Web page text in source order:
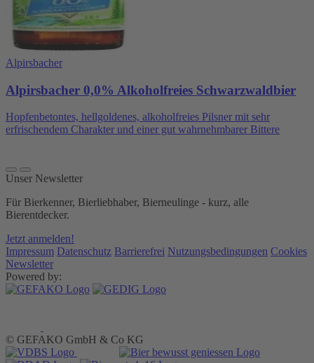
Alpirsbacher
Alpirsbacher 0,0% Alkoholfreies Schwarzwaldbier
Hopfenbetontes, hellgoldenes, alkoholfreies Pilsner mit sehr
erfrischendem Charakter und einer gut wahrnehmbarer Bittere
Unser Newsletter
Für Bierkenner, Bierliebhaber, Bierneulinge - kurz, alle
Bierentdecker.
Jetzt anmelden!
Impressum Datenschutz Barrierefrei Nutzungsbedingungen Cookies
Newsletter
Powered by:
© GEFAKO GmbH & Co KG